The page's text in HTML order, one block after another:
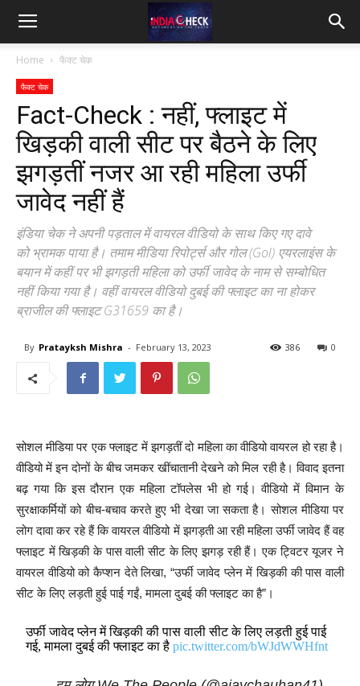
IndiaCheck
Home फैक्ट चेक
फैक्ट चेक
Fact-Check : नहीं, फ्लाइट में
खिड़की वाली सीट पर बैठने के लिए
झगड़तीं नजर आ रही महिला उर्फी
जावेद नहीं हैं
इंडिया चेक ने अपनी पड़ताल में वायरल वीडियो के साथ किए गए दावे
को भ्रामक पाया है। तमाम मीडिया रिपोर्ट्स और गोल (Gol) एयरलाइंस के
बयान में कहीं पर भी झगड़ती महिला को उर्फी जावेद के नाम से सम्बोधित
नहीं किया गया है। वहीं वायरल वीडियो दुबई की फ्लाइट का ना होकर
ब्राजील की फ्लाइट G31659 का है।
By Pratayksh Mishra - February 13, 2023 0
386
सोशल मीडिया पर एक फ्लाइट में झगड़तीं दो महिला का वीडियो वायरल हो रहा है।
वीडियो में इन दोनों के बीच जमकर खींचातानी देखने को मिल रही है। विवाद इतना
बढ़ गया कि इस दौरान एक महिला टॉपलेस भी हो गई। वीडियो में विमान के
सुरक्षाकर्मियों को बीच-बचाव करते हुए भी देखा जा सकता है। सोशल मीडिया पर
लोग दावा कर रहे हैं कि वायरल वीडियो में झगड़ती आ रही महिला उर्फी जावेद हैं वह
फ्लाइट में खिड़की के पास वाली सीट के लिए झगड़ रही हैं। एक ट्विटर यूजर ने
वायरल वीडियो को कैप्शन देते लिखा, “उर्फी जावेद प्लेन में खिड़की की पास वाली
सीट के लिए लड़ती हुई पाई गईं, मामला दुबई की फ्लाइट का है”।
उर्फी जावेद प्लेन में खिड़की की पास वाली सीट के लिए लड़ती हुई पाई
गई, मामला दुबई की फ्लाइट का हैpic.twitter.com/bWJdWWHfnt